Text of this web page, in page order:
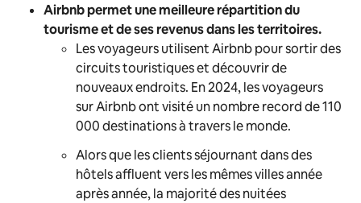
Airbnb permet une meilleure répartition du
tourisme et de ses revenus dans les territoires.
Les voyageurs utilisent Airbnb pour sortir des
circuits touristiques et découvrir de
nouveaux endroits. En 2024, les voyageurs
sur Airbnb ont visité un nombre record de 110
000 destinations à travers le monde.
Alors que les clients séjournant dans des
hôtels affluent vers les mêmes villes année
après année, la majorité des nuitées